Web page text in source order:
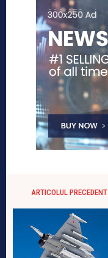
ARTICOLUL PRECEDENT